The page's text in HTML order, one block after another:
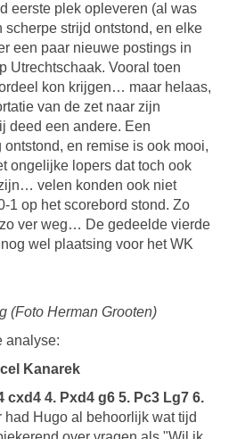
eerste plek opleveren (al was
scherpe strijd ontstond, en elke
een paar nieuwe postings in
Utrechtschaak. Vooral toen
kon krijgen… maar helaas,
van de zet naar zijn
deed een andere. Een
en remise is ook mooi,
ongelijke lopers dat toch ook
velen konden ook niet
1 op het scorebord stond. Zo
ver weg… De gedeelde vierde
wel plaatsing voor het WK
(Foto Herman Grooten)
analyse:
Kanarek
cxd4 4. Pxd4 g6 5. Pc3 Lg7 6.
had Hugo al behoorlijk wat tijd